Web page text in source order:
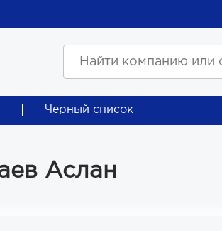
Черный список
Аслан